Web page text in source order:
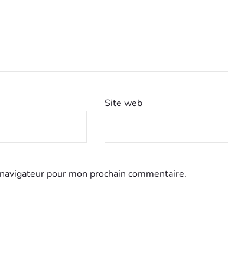
Site web
pour mon prochain commentaire.